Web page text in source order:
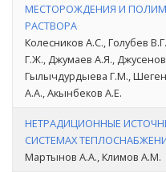
МЕСТОРОЖДЕНИЯ И
РАСТВОРА
Колесников А.С., Голубев
Г.Ж., Джумаев А.Я.,
Гылычдурдыева Г.М.,
А.А., Акынбеков А.Е.
НЕТРАДИЦИОННЫЕ
СИСТЕМАХ
Мартынов А.А., Климов А.М.